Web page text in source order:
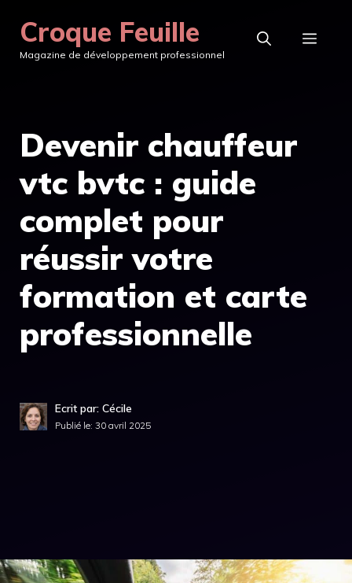
contenu
Croque Feuille
Magazine de développement professionnel
Devenir chauffeur
vtc bvtc : guide
complet pour
réussir votre
formation et carte
professionnelle
Ecrit par: Cécile
Publié le: 30 avril 2025